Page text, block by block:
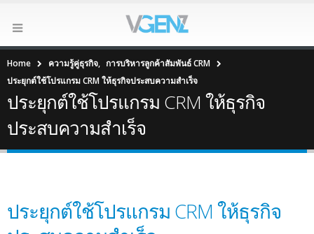
Home ความรู้คู่ธุรกิจ, การบริหารลูกค้าสัมพันธ์ CRM
ประยุกต์ใช้โปรแกรม CRM ให้ธุรกิจประสบความสำเร็จ
ประยุกต์ใช้โปรแกรม CRM ให้ธุรกิจ
ประสบความสำเร็จ
ประยุกต์ใช้โปรแกรม CRM ให้ธุรกิจ